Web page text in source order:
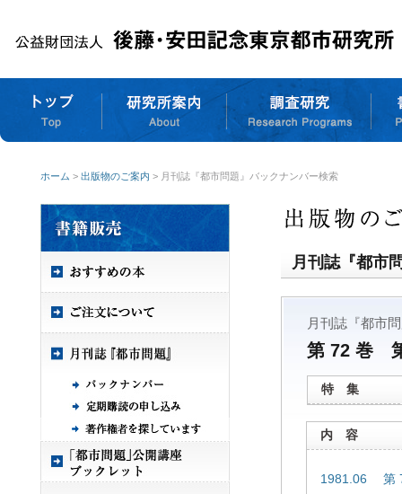
ホーム > 出版物のご案内 > 月刊誌『都市問題』バックナンバー検索
月刊誌『都市
月刊誌『都市
第 72 巻
特 集
内 容
1981.06 第